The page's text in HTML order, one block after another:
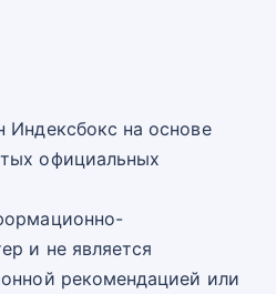
Индексбокс на основе
официальных
и не является
рекомендацией или